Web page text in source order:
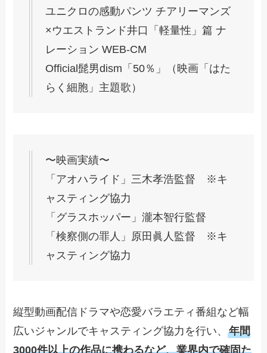
ユニクロの感動パンツ チアリーマンズ
×ウエストランド井口「軽量性」篇 ナ
レーション WEB-CM
Official髭男dism「50％」（映画「はた
らく細胞」主題歌）
〜映画実績〜
「アオハライド」三木孝浩監督 ※キ
ャスティング協力
「グラスホッパー」瀧本智行監督
「検察側の罪人」原田眞人監督 ※キ
ャスティング協力
縦型動画配信ドラマや恋愛バラエティ番組など幅
広いジャンルでキャスティング協力を行い、年間
3000件以上の作品に携わるなど、業界内で確固た